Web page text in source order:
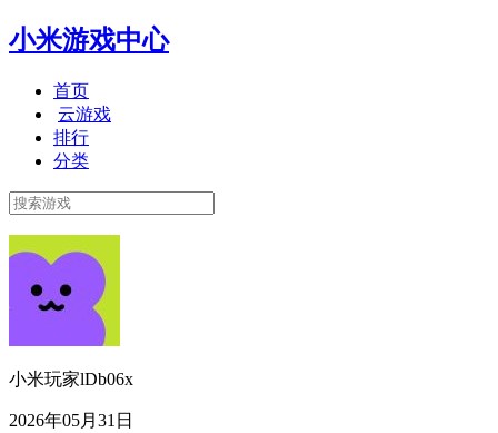
小米游戏中心
首页
云游戏
排行
分类
小米玩家lDb06x
2026年05月31日